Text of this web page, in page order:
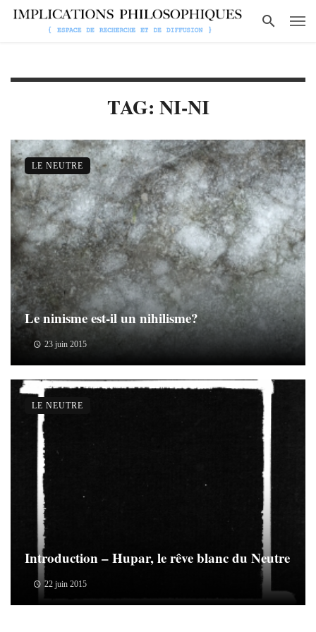
TAG: NI-NI
Le ninisme est-il un nihilisme?
23 juin 2015
LE NEUTRE
Introduction – Hupar, le rêve blanc du Neutre
22 juin 2015
LE NEUTRE